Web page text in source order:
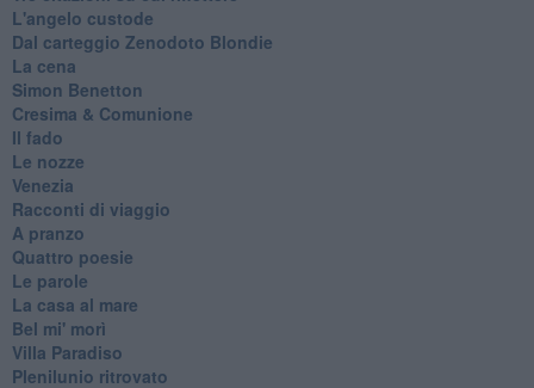
L'angelo custode
Dal carteggio Zenodoto Blondie
La cena
Simon Benetton
Cresima & Comunione
Il fado
Le nozze
Venezia
Racconti di viaggio
A pranzo
Quattro poesie
Le parole
La casa al mare
Bel mi' morì
Villa Paradiso
Plenilunio ritrovato